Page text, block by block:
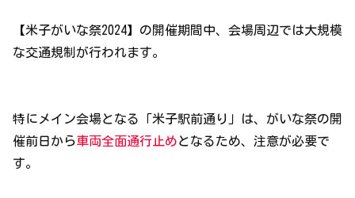
【米子がいな祭2024】の開催期間中、会場周辺では大規模
な交通規制が行われます。
特にメイン会場となる「米子駅前通り」は、がいな祭の開
催前日から車両全面通行止めとなるため、注意が必要で
す。